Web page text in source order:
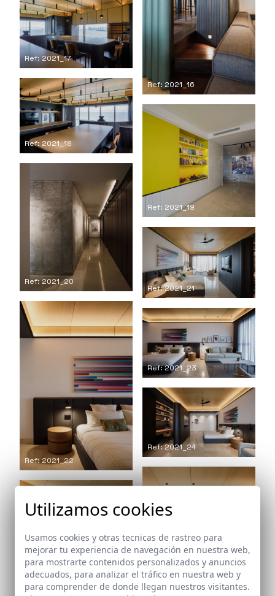
Ref: 2021_16
Ref: 2021_17
Ref: 2021_18
Ref: 2021_19
Ref: 2021_20
Ref: 2021_21
Ref: 2021_22
Ref: 2021_23
Ref: 2021_24
Ref: 2021_25
Utilizamos cookies
Usamos cookies y otras tecnicas de rastreo para
mejorar tu experiencia de navegación en nuestra web,
para mostrarte contenidos personalizados y anuncios
adecuados, para analizar el tráfico en nuestra web y
para comprender de donde llegan nuestros visitantes.